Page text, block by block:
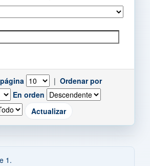
| Ordenar por
En orden
1.